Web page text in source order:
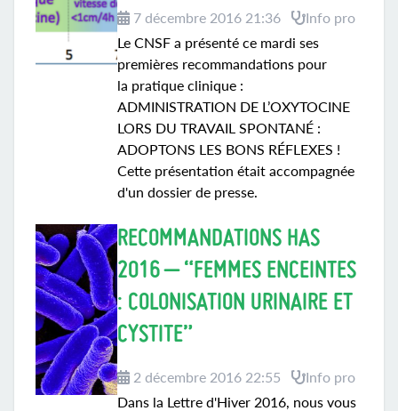
7 décembre 2016 21:36
Info pro
Le CNSF a présenté ce mardi ses
premières recommandations pour
la pratique clinique :
ADMINISTRATION DE L’OXYTOCINE
LORS DU TRAVAIL SPONTANÉ :
ADOPTONS LES BONS RÉFLEXES !
Cette présentation était accompagnée
d'un dossier de presse.
RECOMMANDATIONS HAS
2016 – “FEMMES ENCEINTES
: COLONISATION URINAIRE ET
CYSTITE”
2 décembre 2016 22:55
Info pro
Dans la Lettre d'Hiver 2016, nous vous